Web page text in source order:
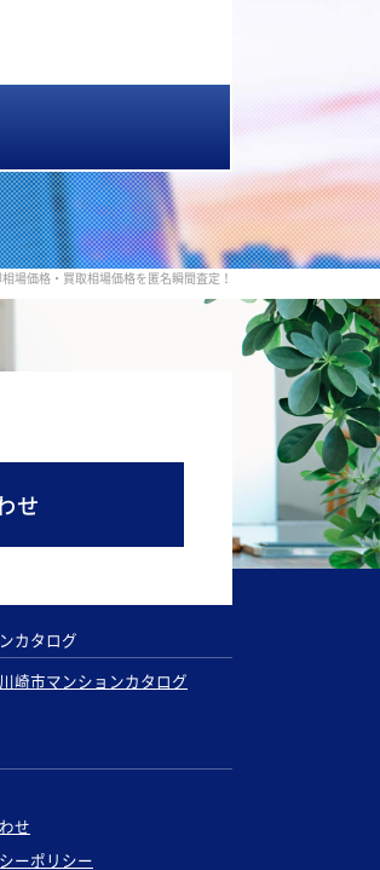
場価格・買取相場価格を匿名瞬間査定！
せ
カタログ
崎市マンションカタログ
せ
ーポリシー